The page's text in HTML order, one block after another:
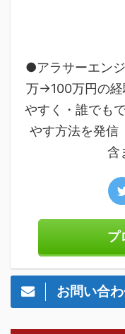
●アラサーエン
万→100万円の経
やすく・誰でも
やす方法を発信
含
プ
お問い合